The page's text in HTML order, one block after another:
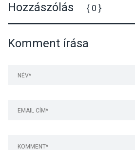
Hozzászólás { 0 }
Komment írása